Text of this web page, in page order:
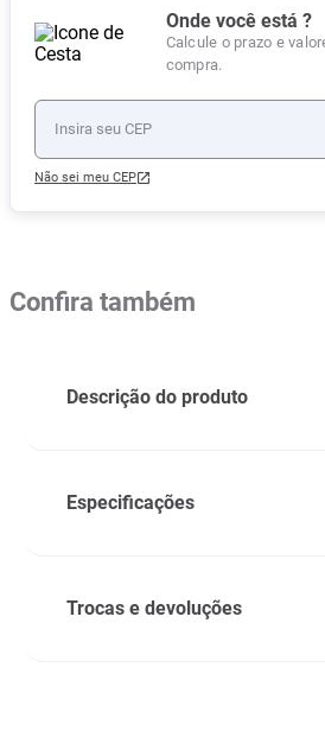
Onde você está ?
Calcule o prazo e
compra.
Não sei meu CEP
Confira também
Descrição do produto
Especificações
Trocas e devoluções